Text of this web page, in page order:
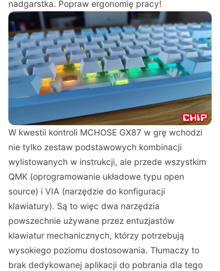
nadgarstka. Popraw ergonomię pracy!
W kwestii kontroli MCHOSE GX87 w grę wchodzi
nie tylko zestaw podstawowych kombinacji
wylistowanych w instrukcji, ale przede wszystkim
QMK (oprogramowanie układowe typu open
source) i VIA (narzędzie do konfiguracji
klawiatury). Są to więc dwa narzędzia
powszechnie używane przez entuzjastów
klawiatur mechanicznych, którzy potrzebują
wysokiego poziomu dostosowania. Tłumaczy to
brak dedykowanej aplikacji do pobrania dla tego